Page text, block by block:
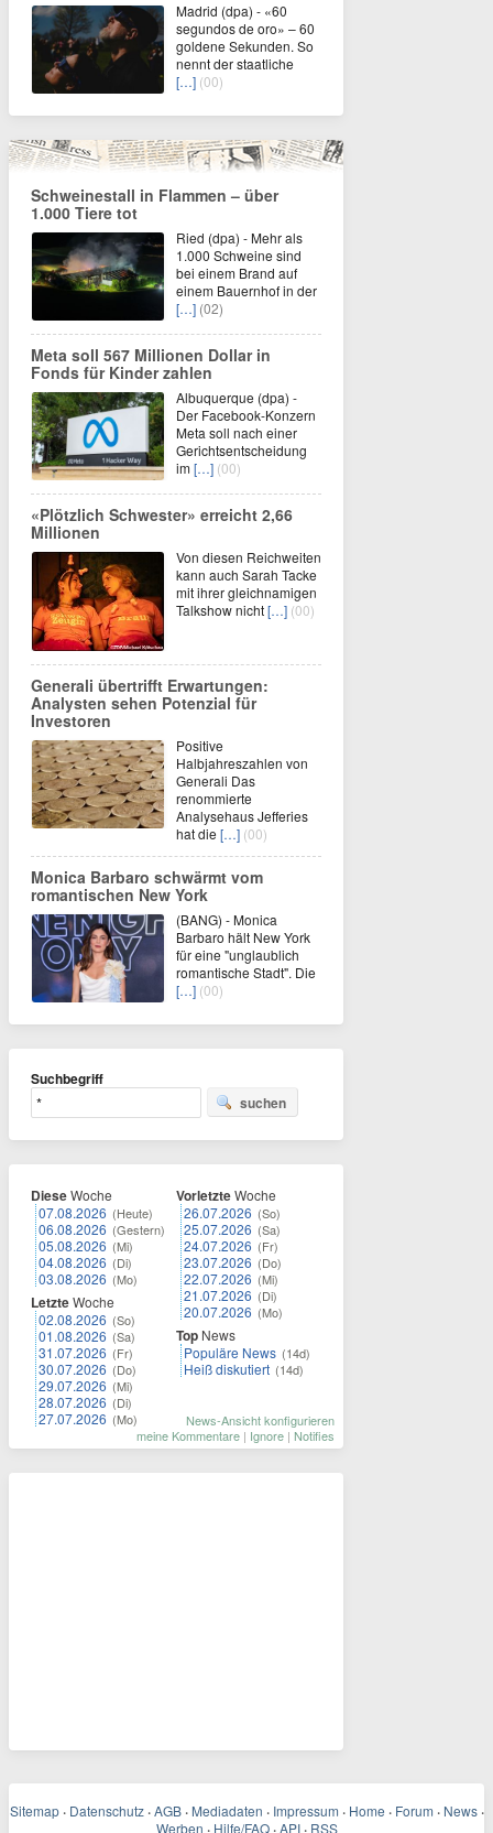
Madrid (dpa) - «60
segundos de oro» – 60
goldene Sekunden. So
nennt der staatliche
[…] (00)
Schweinestall in Flammen – über
1.000 Tiere tot
Ried (dpa) - Mehr als
1.000 Schweine sind
bei einem Brand auf
einem Bauernhof in der
[…] (02)
Meta soll 567 Millionen Dollar in
Fonds für Kinder zahlen
Albuquerque (dpa) -
Der Facebook-Konzern
Meta soll nach einer
Gerichtsentscheidung
im[…] (00)
«Plötzlich Schwester» erreicht 2,66
Millionen
Von diesen Reichweiten
kann auch Sarah Tacke
mit ihrer gleichnamigen
Talkshow nicht[…] (00)
Generali übertrifft Erwartungen:
Analysten sehen Potenzial für
Investoren
Positive
Halbjahreszahlen von
Generali Das
renommierte
Analysehaus Jefferies
hat die […] (00)
Monica Barbaro schwärmt vom
romantischen New York
(BANG) - Monica
Barbaro hält New York
für eine "unglaublich
romantische Stadt". Die
[…] (00)
Suchbegriff
suchen
DieseWoche
07.08.2026 (Heute)
06.08.2026 (Gestern)
05.08.2026 (Mi)
04.08.2026 (Di)
03.08.2026 (Mo)
LetzteWoche
02.08.2026 (So)
01.08.2026 (Sa)
31.07.2026 (Fr)
30.07.2026 (Do)
29.07.2026 (Mi)
28.07.2026 (Di)
27.07.2026 (Mo)
VorletzteWoche
26.07.2026 (So)
25.07.2026 (Sa)
24.07.2026 (Fr)
23.07.2026 (Do)
22.07.2026 (Mi)
21.07.2026 (Di)
20.07.2026 (Mo)
Top News
Populäre News (14d)
Heiß diskutiert (14d)
News-Ansicht konfigurieren
meine Kommentare | Ignore | Notifies
Sitemap · Datenschutz · AGB · Mediadaten · Impressum · Home · Forum · News ·
Werben · Hilfe/FAQ · API · RSS